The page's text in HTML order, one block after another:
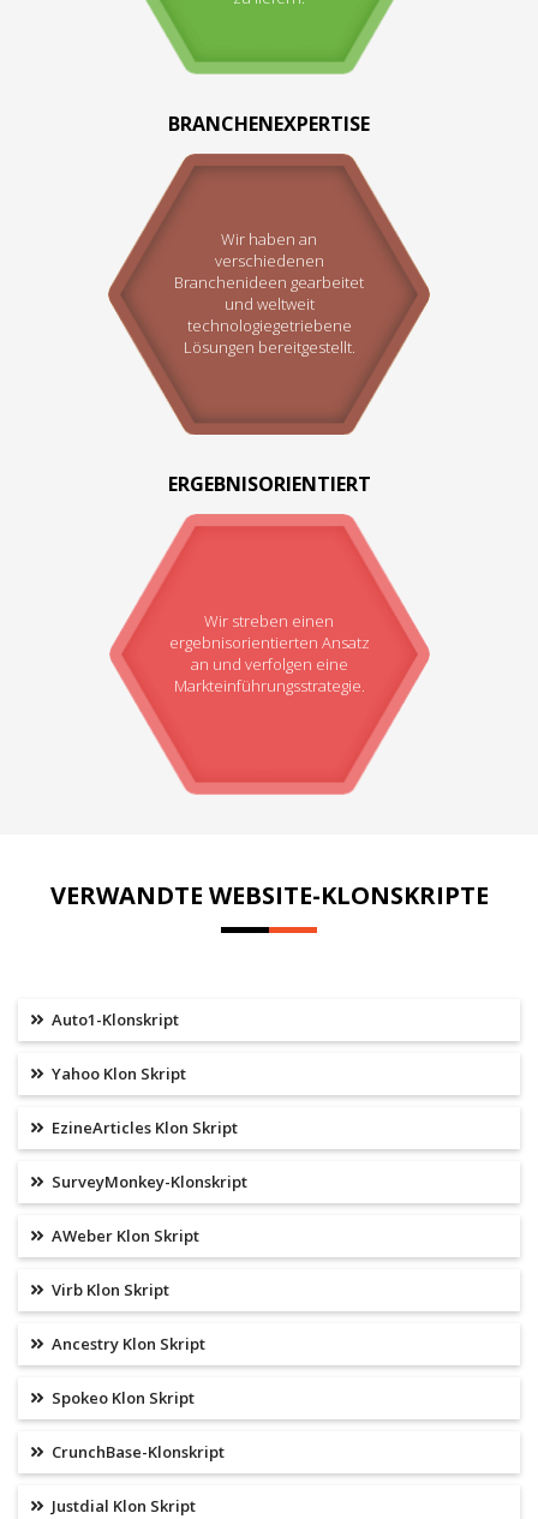
BRANCHENEXPERTISE
Wir haben an
verschiedenen
Branchenideen gearbeitet
und weltweit
technologiegetriebene
Lösungen bereitgestellt.
ERGEBNISORIENTIERT
Wir streben einen
ergebnisorientierten Ansatz
an und verfolgen eine
Markteinführungsstrategie.
VERWANDTE WEBSITE-KLONSKRIPTE
Auto1-Klonskript
Yahoo Klon Skript
EzineArticles Klon Skript
SurveyMonkey-Klonskript
AWeber Klon Skript
Virb Klon Skript
Ancestry Klon Skript
Spokeo Klon Skript
CrunchBase-Klonskript
Justdial Klon Skript